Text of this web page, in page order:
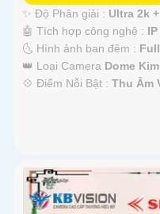
✨ Độ Phân giải : Ultra 2k
🤖️ Tích hợp công nghệ :
🌜 Hình ảnh ban đêm :
👑 Loại Camera Dome
️💠 Điểm Nỗi Bật : Thu Âm